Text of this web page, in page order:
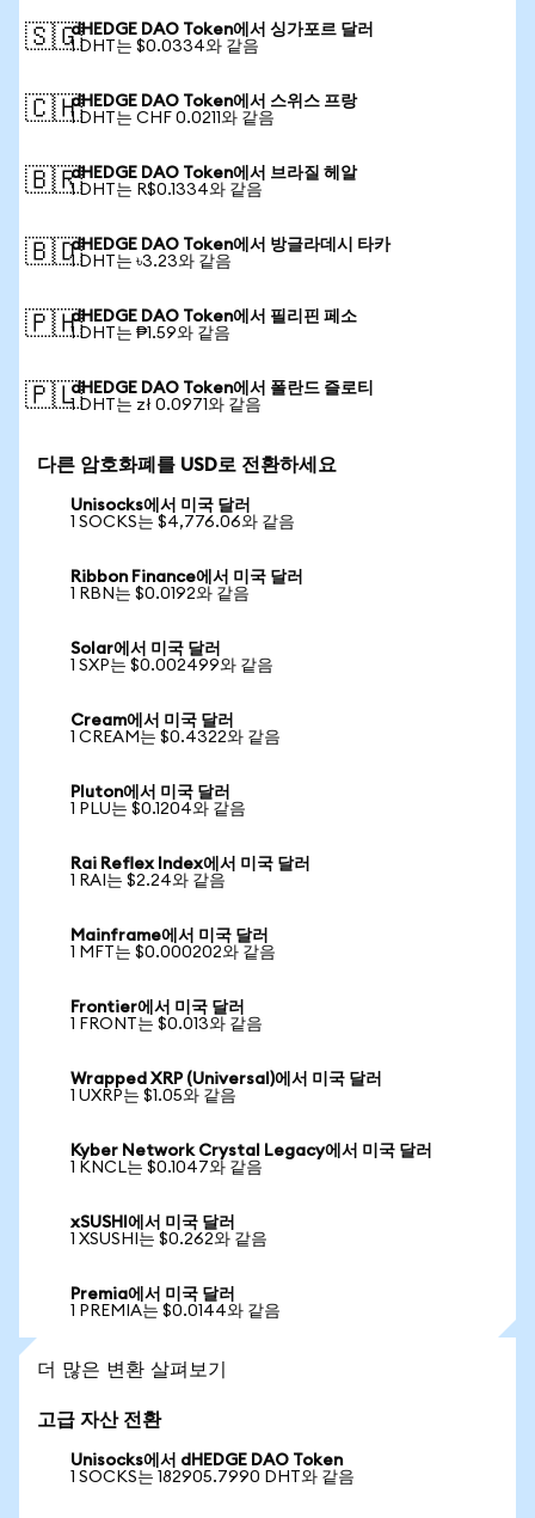
🇸🇬dHEDGE DAO Token에서 싱가포르 달러
1 DHT는 $0.0334와 같음
🇨🇭dHEDGE DAO Token에서 스위스 프랑
1 DHT는 CHF 0.0211와 같음
🇧🇷dHEDGE DAO Token에서 브라질 헤알
1 DHT는 R$0.1334와 같음
🇧🇩dHEDGE DAO Token에서 방글라데시 타카
1 DHT는 ৳3.23와 같음
🇵🇭dHEDGE DAO Token에서 필리핀 페소
1 DHT는 ₱1.59와 같음
🇵🇱dHEDGE DAO Token에서 폴란드 즐로티
1 DHT는 zł 0.0971와 같음
다른 암호화폐를 USD로 전환하세요
Unisocks에서 미국 달러
1 SOCKS는 $4,776.06와 같음
Ribbon Finance에서 미국 달러
1 RBN는 $0.0192와 같음
Solar에서 미국 달러
1 SXP는 $0.002499와 같음
Cream에서 미국 달러
1 CREAM는 $0.4322와 같음
Pluton에서 미국 달러
1 PLU는 $0.1204와 같음
Rai Reflex Index에서 미국 달러
1 RAI는 $2.24와 같음
Mainframe에서 미국 달러
1 MFT는 $0.000202와 같음
Frontier에서 미국 달러
1 FRONT는 $0.013와 같음
Wrapped XRP (Universal)에서 미국 달러
1 UXRP는 $1.05와 같음
Kyber Network Crystal Legacy에서 미국 달러
1 KNCL는 $0.1047와 같음
xSUSHI에서 미국 달러
1 XSUSHI는 $0.262와 같음
Premia에서 미국 달러
1 PREMIA는 $0.0144와 같음
더 많은 변환 살펴보기
고급 자산 전환
Unisocks에서 dHEDGE DAO Token
1 SOCKS는 182905.7990 DHT와 같음